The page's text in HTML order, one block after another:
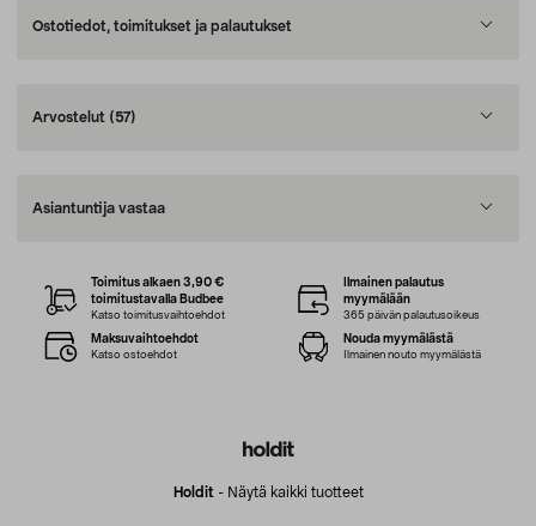
Ostotiedot, toimitukset ja palautukset
Arvostelut (57)
Asiantuntija vastaa
Holdit - Näytä kaikki tuotteet
Toimitus alkaen 3,90 €
toimitustavalla Budbee
Katso toimitusvaihtoehdot
Ilmainen palautus
myymälään
365 päivän palautusoikeus
Maksuvaihtoehdot
Katso ostoehdot
Nouda myymälästä
Ilmainen nouto myymälästä